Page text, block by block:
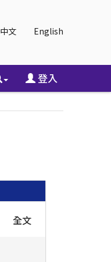
中文 English
登入
全文